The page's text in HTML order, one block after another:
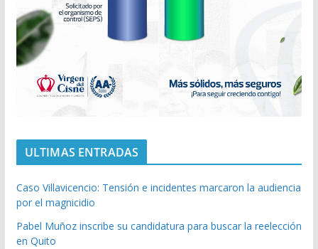
ULTIMAS ENTRADAS
Caso Villavicencio: Tensión e incidentes marcaron la audiencia
por el magnicidio
Pabel Muñoz inscribe su candidatura para buscar la reelección
en Quito